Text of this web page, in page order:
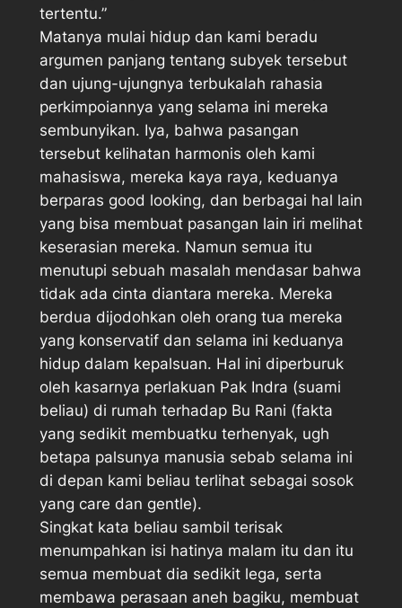
tertentu.”
Matanya mulai hidup dan kami beradu
argumen panjang tentang subyek tersebut
dan ujung-ujungnya terbukalah rahasia
perkimpoiannya yang selama ini mereka
sembunyikan. Iya, bahwa pasangan
tersebut kelihatan harmonis oleh kami
mahasiswa, mereka kaya raya, keduanya
berparas good looking, dan berbagai hal lain
yang bisa membuat pasangan lain iri melihat
keserasian mereka. Namun semua itu
menutupi sebuah masalah mendasar bahwa
tidak ada cinta diantara mereka. Mereka
berdua dijodohkan oleh orang tua mereka
yang konservatif dan selama ini keduanya
hidup dalam kepalsuan. Hal ini diperburuk
oleh kasarnya perlakuan Pak Indra (suami
beliau) di rumah terhadap Bu Rani (fakta
yang sedikit membuatku terhenyak, ugh
betapa palsunya manusia sebab selama ini
di depan kami beliau terlihat sebagai sosok
yang care dan gentle).
Singkat kata beliau sambil terisak
menumpahkan isi hatinya malam itu dan itu
semua membuat dia sedikit lega, serta
membawa perasaan aneh bagiku, membuat